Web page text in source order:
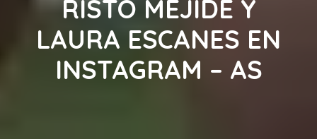
RISTO MEJIDE Y
LAURA ESCANES EN
INSTAGRAM – AS